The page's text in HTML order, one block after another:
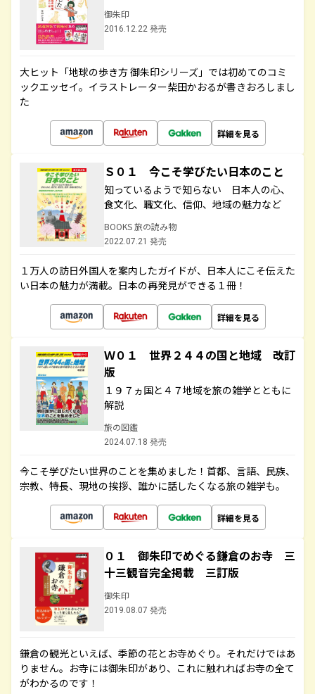
御朱印
2016.12.22 発売
大ヒット「地球の歩き方 御朱印シリーズ」では初めてのコミ
ックエッセイ。イラストレーター柴田かおるが書きおろしまし
た
詳細を見る
Ｓ０１ 今こそ学びたい日本のこと
知っているようで知らない 日本人の心、
食文化、職文化、信仰、地域の魅力など
BOOKS 旅の読み物
2022.07.21 発売
１万人の訪日外国人を案内したガイドが、日本人にこそ伝えた
い日本の魅力が満載。日本の再発見ができる１冊！
詳細を見る
Ｗ０１ 世界２４４の国と地域 改訂
版
１９７ヵ国と４７地域を旅の雑学とともに
解説
旅の図鑑
2024.07.18 発売
今こそ学びたい世界のことを集めました！首都、言語、民族、
宗教、特長、現地の挨拶、誰かに話したくなる旅の雑学も。
詳細を見る
０１ 御朱印でめぐる鎌倉のお寺 三
十三観音完全掲載 三訂版
御朱印
2019.08.07 発売
鎌倉の観光といえば、季節の花とお寺めぐり。それだけではあ
りません。お寺には御朱印があり、これに触れればお寺の全て
がわかるのです！